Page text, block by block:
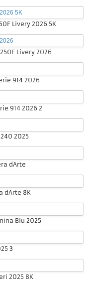
Livery 2026 5K
Livery 2026
914 2026
914 2026 2
2025
dArte
dArte 8K
Blu 2025
3
2025 8K